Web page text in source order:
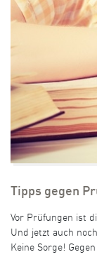
Tipps gegen
Vor Prüfungen ist
Und jetzt auch
Keine Sorge!